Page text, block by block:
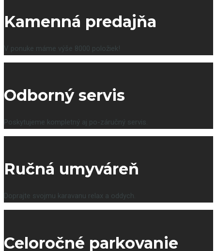
Kamenná predajňa
V ponuke máme výše 8000 položiek!
Odborný servis
Poskytujeme kompletný aj po-záručný servis.
Ručná umyváreň
Doprajte svojmu karavanu relax a oddych.
Celoročné parkovanie